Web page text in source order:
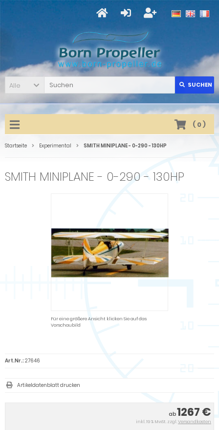
Alle SUCHEN
( 0)
Startseite Experimental SMITH MINIPLANE - 0-290 - 130HP
SMITH MINIPLANE - 0-290 - 130HP
Für eine größere Ansicht klicken Sie auf das
Vorschaubild
ab1267 €
inkl. 19 % MwSt. zzgl.Versandkosten
Art.Nr.: 27646
Artikeldatenblatt drucken